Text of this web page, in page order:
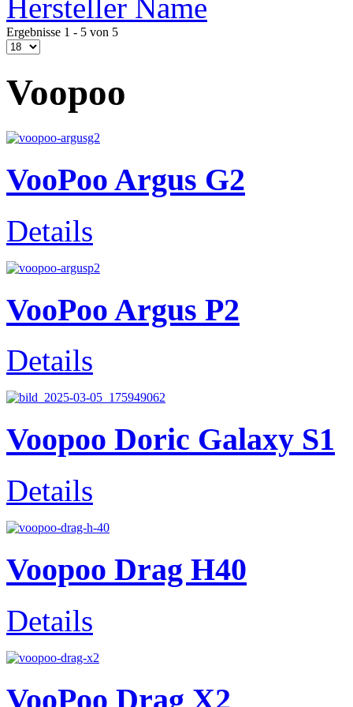
Hersteller Name
Ergebnisse 1 - 5 von 5
Voopoo
VooPoo Argus G2
Details
VooPoo Argus P2
Details
Voopoo Doric Galaxy S1
Details
Voopoo Drag H40
Details
VooPoo Drag X2